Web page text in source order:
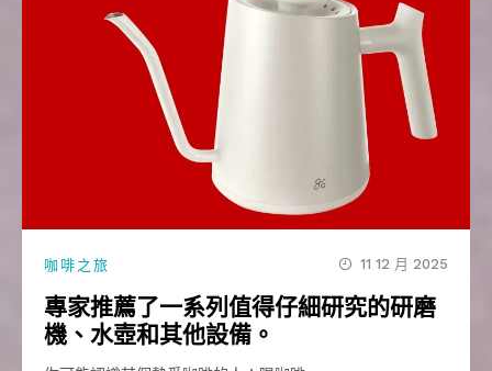
咖啡之旅 11 12 月 2025
專家推薦了一系列值得仔細研究的研磨
機、水壺和其他設備。